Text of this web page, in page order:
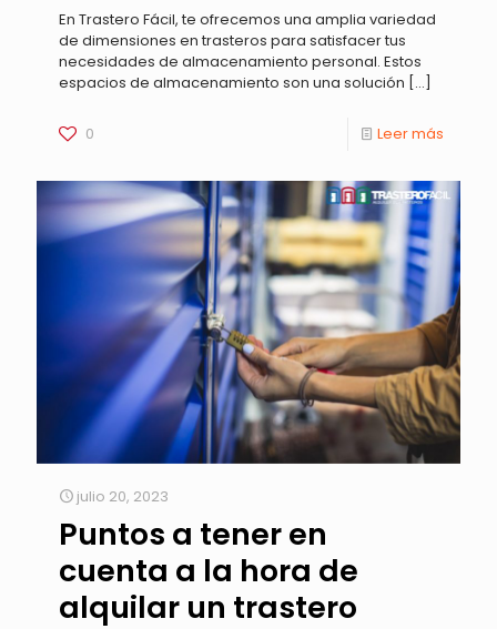
En Trastero Fácil, te ofrecemos una amplia variedad
de dimensiones en trasteros para satisfacer tus
necesidades de almacenamiento personal. Estos
espacios de almacenamiento son una solución […]
0 Leer más
julio 20, 2023
Puntos a tener en
cuenta a la hora de
alquilar un trastero